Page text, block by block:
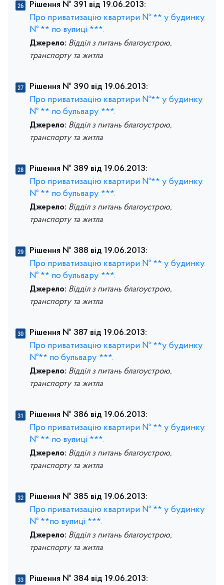
Рішення № 391 від 19.06.2013:
Про приватизацію квартири № ** у будинку
№ ** по вулиці ***.
Джерело: Відділ з питань благоустрою,
транспорту та житла
Рішення № 390 від 19.06.2013:
Про приватизацію квартири №** у будинку
№ ** по бульвару ***.
Джерело: Відділ з питань благоустрою,
транспорту та житла
Рішення № 389 від 19.06.2013:
Про приватизацію квартири №** у будинку
№ ** по бульвару ***.
Джерело: Відділ з питань благоустрою,
транспорту та житла
Рішення № 388 від 19.06.2013:
Про приватизацію квартири № ** у будинку
№ ** по бульвару ***.
Джерело: Відділ з питань благоустрою,
транспорту та житла
Рішення № 387 від 19.06.2013:
Про приватизацію квартири № **у будинку
№** по бульвару ***.
Джерело: Відділ з питань благоустрою,
транспорту та житла
Рішення № 386 від 19.06.2013:
Про приватизацію квартири № ** у будинку
№ ** по вулиці ***.
Джерело: Відділ з питань благоустрою,
транспорту та житла
Рішення № 385 від 19.06.2013:
Про приватизацію квартири № ** у будинку
№ **по вулиці ***.
Джерело: Відділ з питань благоустрою,
транспорту та житла
Рішення № 384 від 19.06.2013: